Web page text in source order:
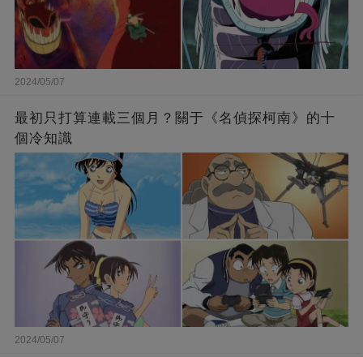
2024/05/07
最初只打算連載三個月？關于《名偵探柯南》的十
個冷知識
2024/05/07